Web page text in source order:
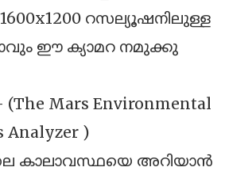
1600x1200 റസല്യൂഷനിലുള്ള
ഈ ക്യാമറ നമുക്കു
(The Mars Environmental
Analyzer )
കാലാവസ്ഥയെ അറിയാൻ